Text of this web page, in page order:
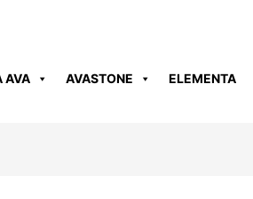
AVA AVASTONE ELEMENTA